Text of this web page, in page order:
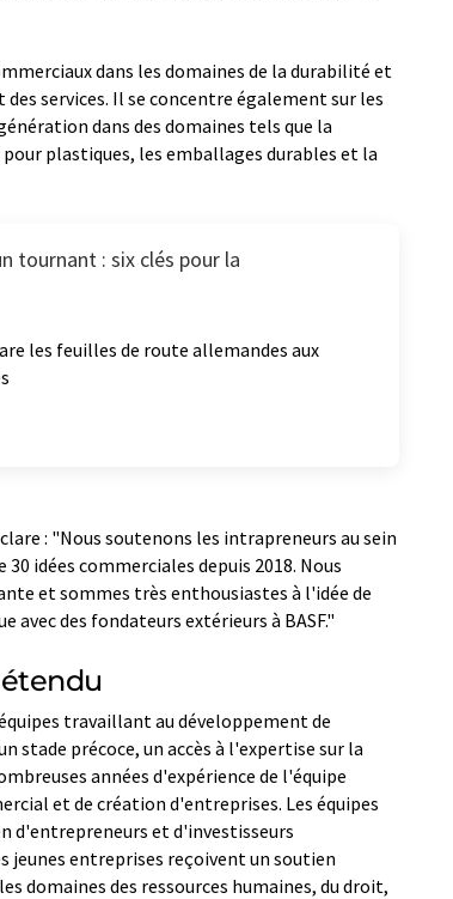
dans les domaines de la durabilité et
services. Il se concentre également sur les
dans des domaines tels que la
plastiques, les emballages durables et la
tournant : six clés pour la
les feuilles de route allemandes aux
: "Nous soutenons les intrapreneurs au sein
30 idées commerciales depuis 2018. Nous
et sommes très enthousiastes à l'idée de
des fondateurs extérieurs à BASF."
travaillant au développement de
stade précoce, un accès à l'expertise sur la
années d'expérience de l'équipe
et de création d'entreprises. Les équipes
d'entrepreneurs et d'investisseurs
jeunes entreprises reçoivent un soutien
domaines des ressources humaines, du droit,